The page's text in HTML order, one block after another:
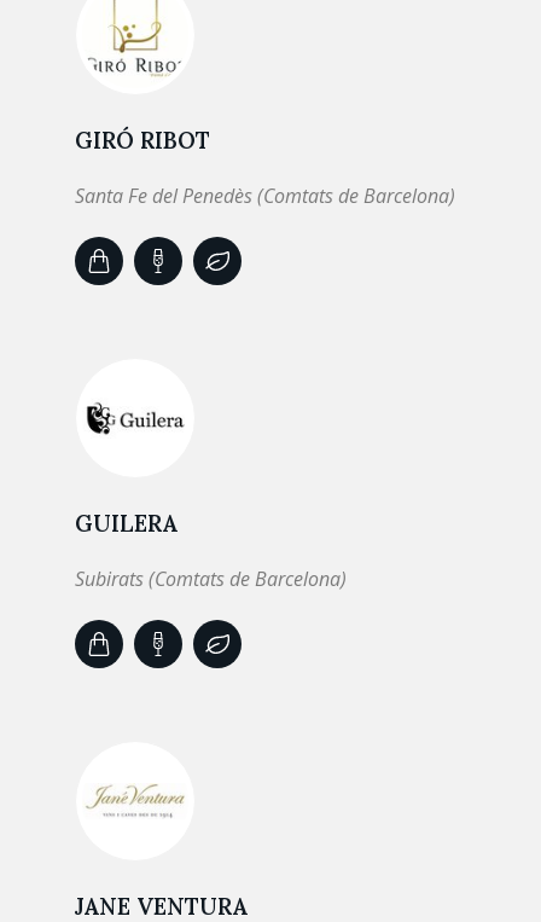
GIRÓ RIBOT
Santa Fe del Penedès (Comtats de Barcelona)
GUILERA
Subirats (Comtats de Barcelona)
JANE VENTURA